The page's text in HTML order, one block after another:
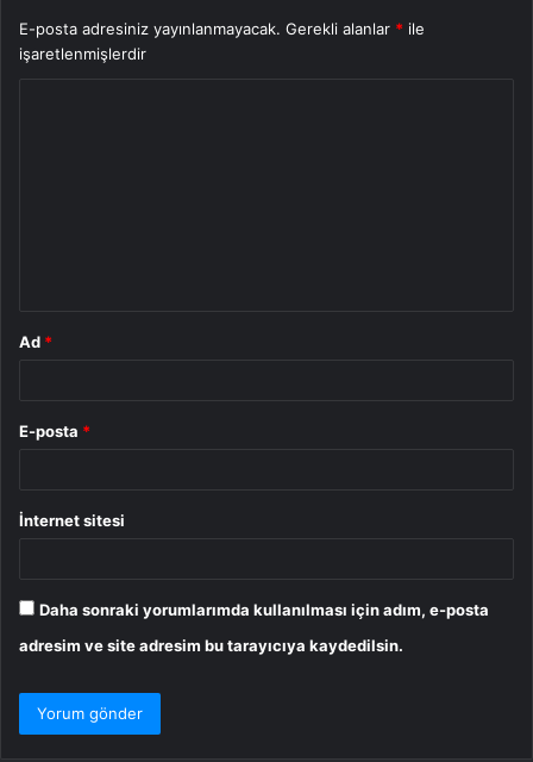
E-posta adresiniz yayınlanmayacak. Gerekli alanlar * ile
işaretlenmişlerdir
Ad *
E-posta *
İnternet sitesi
Daha sonraki yorumlarımda kullanılması için adım, e-posta
adresim ve site adresim bu tarayıcıya kaydedilsin.